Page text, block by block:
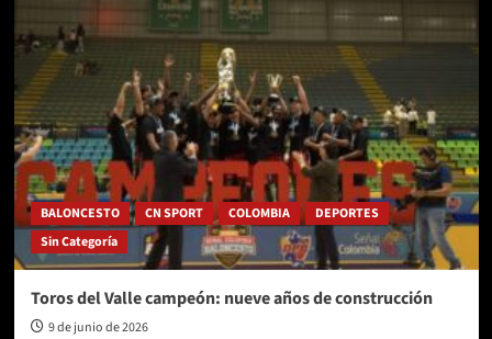
BALONCESTO CN SPORT COLOMBIA
DEPORTES
Sin Categoría
Toros del Valle campeón: nueve años de construcción
9 de junio de 2026